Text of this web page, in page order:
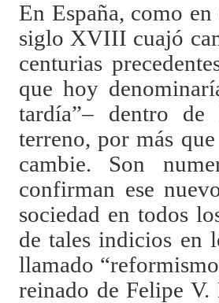
En España, como
siglo XVIII cuajó
centurias
que hoy
tardía”– dentro
terreno, por más
cambie. Son
confirman ese
sociedad en todos
de tales indicios en
llamado
reinado de Felipe V.